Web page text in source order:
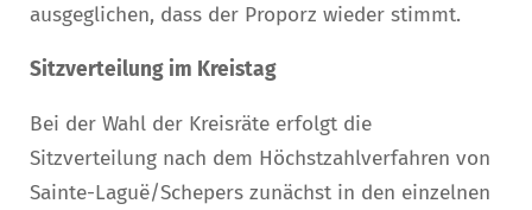
ausgeglichen, dass der Proporz wieder stimmt.
Sitzverteilung im Kreistag
Bei der Wahl der Kreisräte erfolgt die
Sitzverteilung nach dem Höchstzahlverfahren von
Sainte-Laguë/Schepers zunächst in den einzelnen